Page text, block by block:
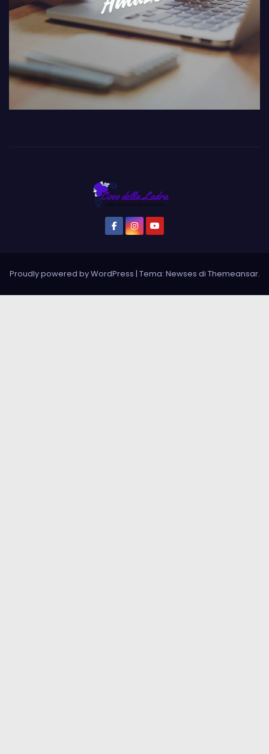
Proudly powered by WordPress | Tema: Newses di Themeansar.